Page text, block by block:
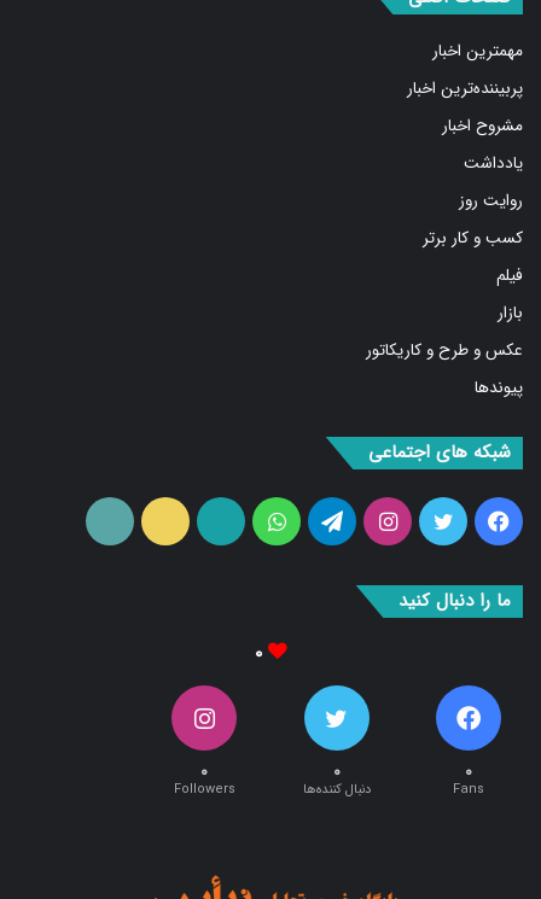
مهمترین اخبار
پربیننده‌ترین اخبار
مشروح اخبار
یادداشت
روایت روز
کسب و کار برتر
فیلم
بازار
عکس و طرح و کاریکاتور
پیوندها
فیس
بوک
توییتراینستاگرامتلگرامواتس
آپ
آپارات ایتا
۰ ۰ ۰